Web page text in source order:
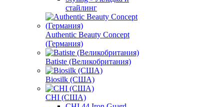
стайлинг
Authentic Beauty Concept
(Германия)
Batiste (Великобритания)
Biosilk (США)
CHI (США)